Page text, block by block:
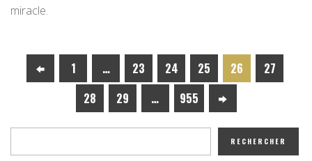
miracle.
1 … 23 24 25 26
27
28
29 … 955
RECHERCHER